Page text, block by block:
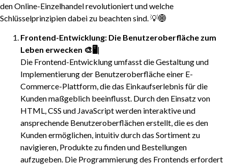
den Online-Einzelhandel revolutioniert und welche
Schlüsselprinzipien dabei zu beachten sind. 💡🌐
Frontend-Entwicklung: Die Benutzeroberfläche zum
Leben erwecken 🎨🖥️ |
Die Frontend-Entwicklung umfasst die Gestaltung und
Implementierung der Benutzeroberfläche einer E-
Commerce-Plattform, die das Einkaufserlebnis für die
Kunden maßgeblich beeinflusst. Durch den Einsatz von
HTML, CSS und JavaScript werden interaktive und
ansprechende Benutzeroberflächen erstellt, die es den
Kunden ermöglichen, intuitiv durch das Sortiment zu
navigieren, Produkte zu finden und Bestellungen
aufzugeben. Die Programmierung des Frontends erfordert